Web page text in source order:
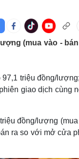
máy
(mua vào -
triệu đồng/
giao dịch cùng
đồng/lượng
ra so với mở cửa